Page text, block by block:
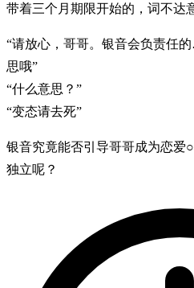
带着三个月期限开始的，词不达
“请放心，哥哥。银音会负责任
思哦”
“什么意思？”
“变态请去死”
银音究竟能否引导哥哥成为恋爱
独立呢？